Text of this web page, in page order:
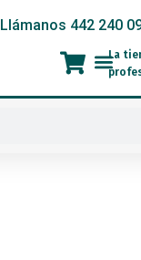
Llámanos 442 240
La